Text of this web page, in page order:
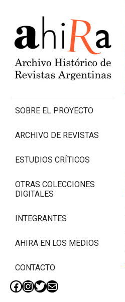
SOBRE EL PROYECTO
ARCHIVO DE REVISTAS
ESTUDIOS CRÍTICOS
OTRAS COLECCIONES
DIGITALES
INTEGRANTES
AHIRA EN LOS MEDIOS
CONTACTO
Facebook
Instagram
Twitter
Mail